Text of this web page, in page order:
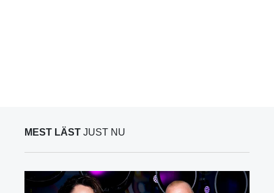
MEST LÄST JUST NU